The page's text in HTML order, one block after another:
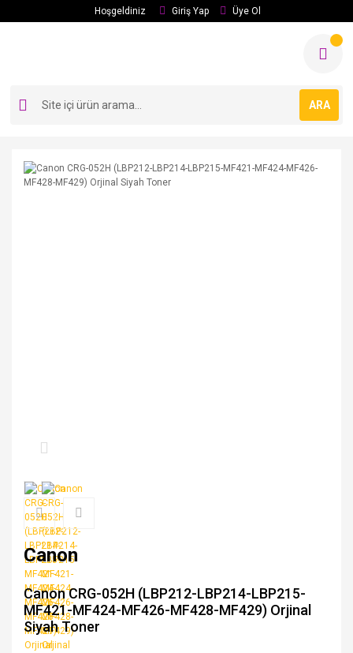
Hoşgeldiniz Giriş Yap Üye Ol
ARA
Canon
Canon CRG-052H (LBP212-LBP214-LBP215-
MF421-MF424-MF426-MF428-MF429) Orjinal
Siyah Toner